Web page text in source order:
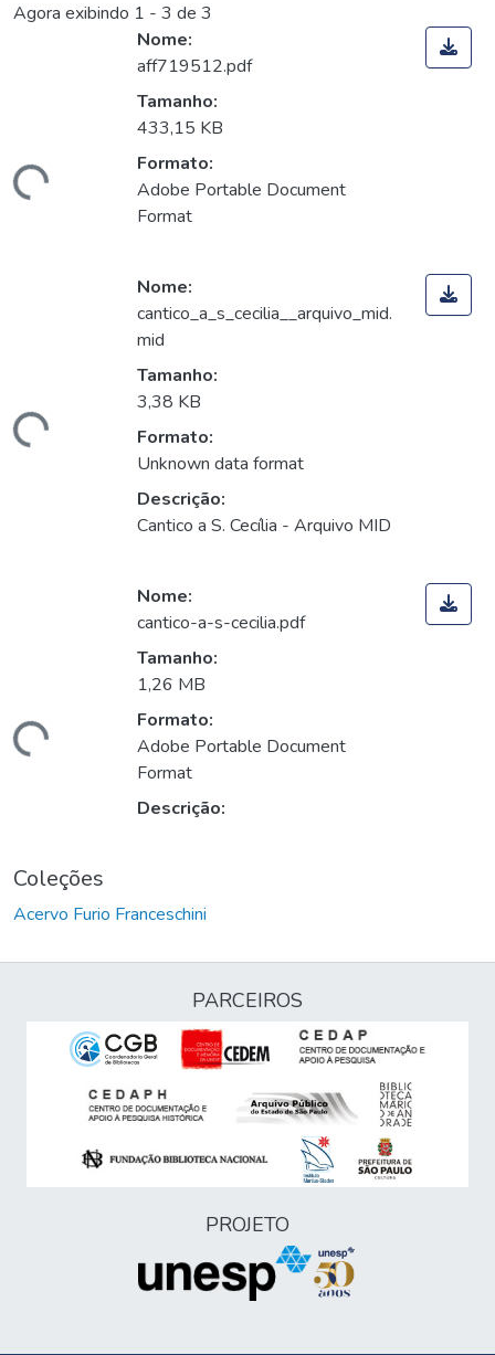
Agora exibindo 1 - 3 de 3
Nome:
aff719512.pdf
Tamanho:
433,15 KB
Formato:
Adobe Portable Document
Format
Nome:
cantico_a_s_cecilia__arquivo_mid.
mid
Tamanho:
3,38 KB
Formato:
Unknown data format
Descrição:
Cantico a S. Cecília - Arquivo MID
Nome:
cantico-a-s-cecilia.pdf
Tamanho:
1,26 MB
Formato:
Adobe Portable Document
Format
Descrição:
Coleções
Acervo Furio Franceschini
PARCEIROS
PROJETO